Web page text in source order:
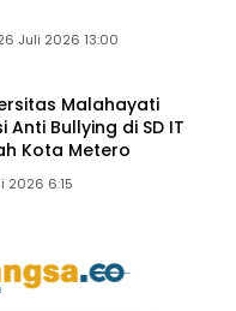
Juli 2026 13:00
Malahayati
Anti Bullying di SD IT
Kota Metero
2026 6:15